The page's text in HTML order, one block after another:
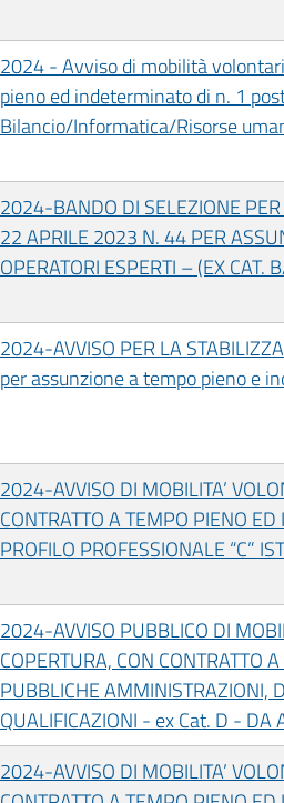
2024 - Avviso di mobilità
pieno ed indeterminato di n. 1
Bilancio/Informatica/Risorse
2024-BANDO DI SELEZIONE PER
22 APRILE 2023 N. 44 PER
OPERATORI ESPERTI – (EX CAT.
2024-AVVISO PER LA
per assunzione a tempo pieno e
2024-AVVISO DI MOBILITA’
CONTRATTO A TEMPO PIENO
PROFILO PROFESSIONALE “C”
2024-AVVISO PUBBLICO DI
COPERTURA, CON CONTRATTO
PUBBLICHE AMMINISTRAZIONI,
QUALIFICAZIONI - ex Cat. D - DA
2024-AVVISO DI MOBILITA’